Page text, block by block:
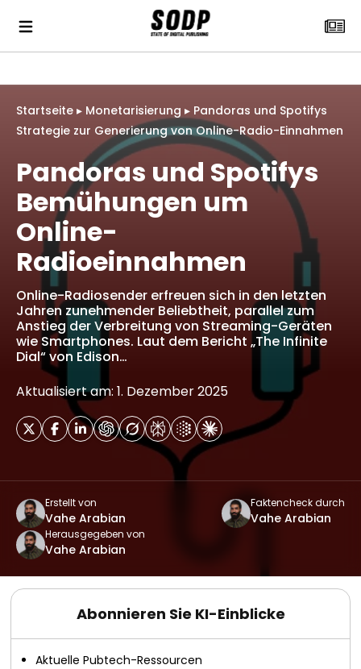
Startseite ▸ Monetarisierung ▸ Pandoras und Spotifys
Strategie zur Generierung von Online-Radio-Einnahmen
Pandoras und Spotifys
Bemühungen um
Online-
Radioeinnahmen
Online-Radiosender erfreuen sich in den letzten
Jahren zunehmender Beliebtheit, parallel zum
Anstieg der Verbreitung von Streaming-Geräten
wie Smartphones. Laut dem Bericht „The Infinite
Dial“ von Edison…
Aktualisiert am: 1. Dezember 2025
Erstellt von
Vahe Arabian
Faktencheck durch
Vahe Arabian
Herausgegeben von
Vahe Arabian
Abonnieren Sie KI-Einblicke
Aktuelle Pubtech-Ressourcen